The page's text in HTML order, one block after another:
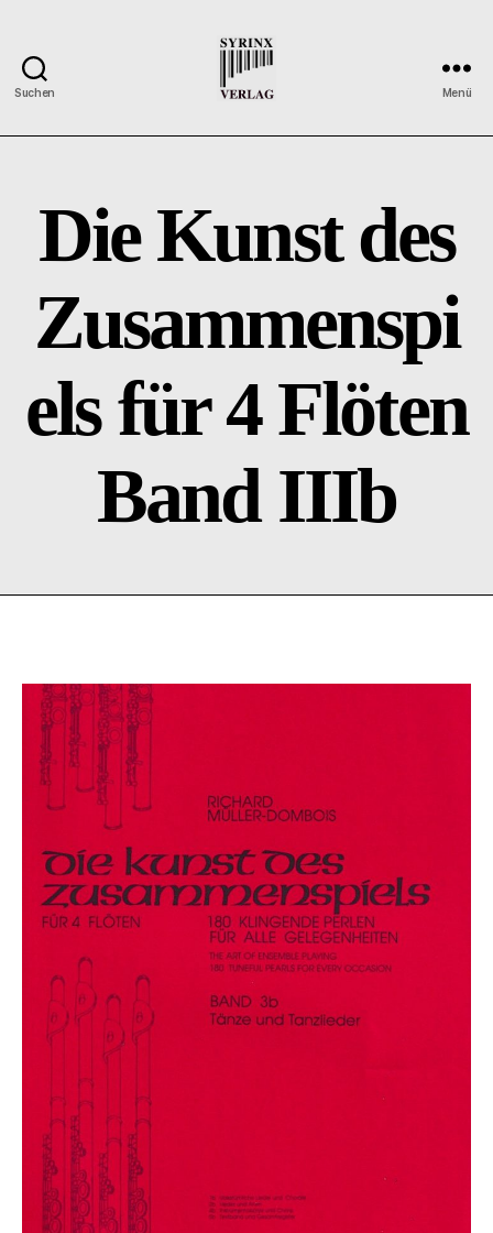
Suchen
Verlag
der
Flötisten
Menü
Die Kunst des
Zusammenspi
els für 4 Flöten
Band IIIb